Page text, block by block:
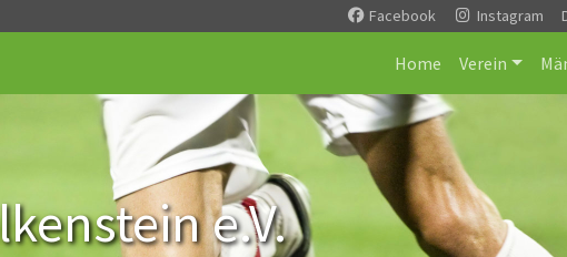
Facebook Instagram
Home Verein
e.V.